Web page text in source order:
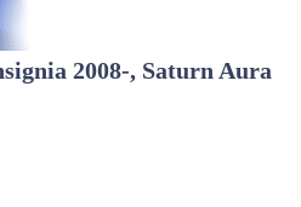
2008-, Saturn Aura